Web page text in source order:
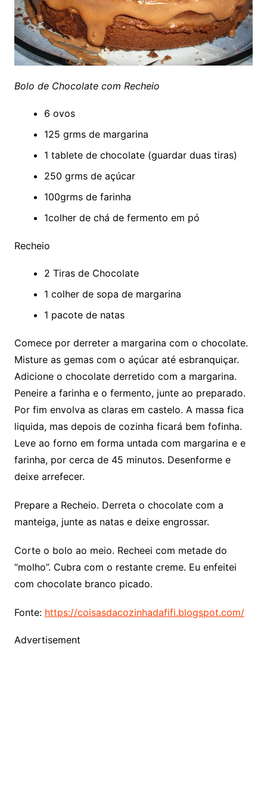
Bolo de Chocolate com Recheio
6 ovos
125 grms de margarina
1 tablete de chocolate (guardar duas tiras)
250 grms de açúcar
100grms de farinha
1colher de chá de fermento em pó
Recheio
2 Tiras de Chocolate
1 colher de sopa de margarina
1 pacote de natas
Comece por derreter a margarina com o chocolate.
Misture as gemas com o açúcar até esbranquiçar.
Adicione o chocolate derretido com a margarina.
Peneire a farinha e o fermento, junte ao preparado.
Por fim envolva as claras em castelo. A massa fica
liquida, mas depois de cozinha ficará bem fofinha.
Leve ao forno em forma untada com margarina e e
farinha, por cerca de 45 minutos. Desenforme e
deixe arrefecer.
Prepare a Recheio. Derreta o chocolate com a
manteiga, junte as natas e deixe engrossar.
Corte o bolo ao meio. Recheei com metade do
“molho”. Cubra com o restante creme. Eu enfeitei
com chocolate branco picado.
Fonte: https://coisasdacozinhadafifi.blogspot.com/
Advertisement